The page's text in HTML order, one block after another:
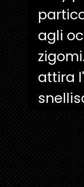
agli
attira
agli
attira